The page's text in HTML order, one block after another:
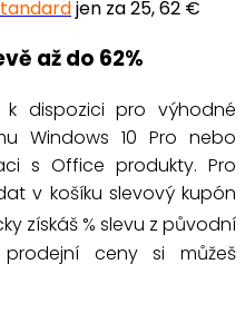
jen za 25, 62 €
až do 62%
dispozici pro výhodné
Windows 10 Pro nebo
s Office produkty. Pro
v košíku slevový kupón
získáš % slevu z původní
ceny si můžeš